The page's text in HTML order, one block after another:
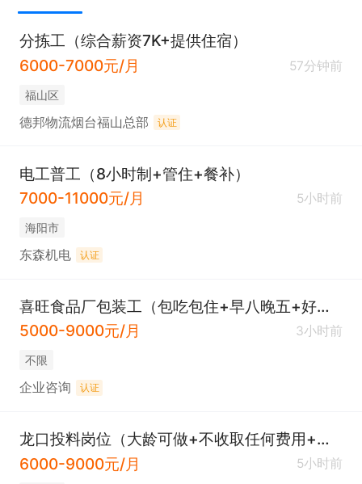
分拣工（综合薪资7K+提供住宿）
6000-7000元/月
57分钟前
福山区
德邦物流烟台福山总部 认证
电工普工（8小时制+管住+餐补）
7000-11000元/月
5小时前
海阳市
东森机电 认证
喜旺食品厂包装工（包吃包住+早八晚五+好上手）
5000-9000元/月
3小时前
不限
企业咨询 认证
龙口投料岗位（大龄可做+不收取任何费用+包吃包住）
6000-9000元/月
5小时前